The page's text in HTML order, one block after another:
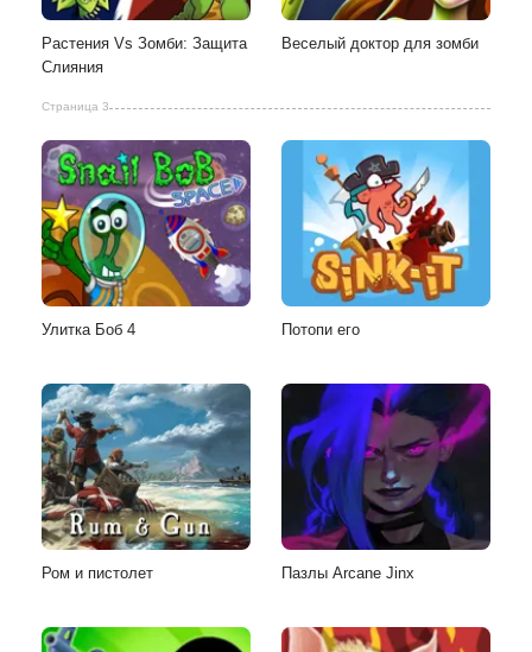
Растения Vs Зомби: Защита
Слияния
Веселый доктор для зомби
Страница 3
Улитка Боб 4 Потопи его
Ром и пистолет Пазлы Arcane Jinx